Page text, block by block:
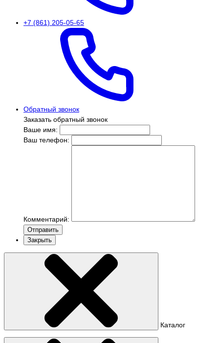
+7 (861) 205-05-65
Обратный звонок
Заказать обратный звонок
Ваше имя:
Ваш телефон:
Комментарий:
Отправить
Закрыть
Каталог